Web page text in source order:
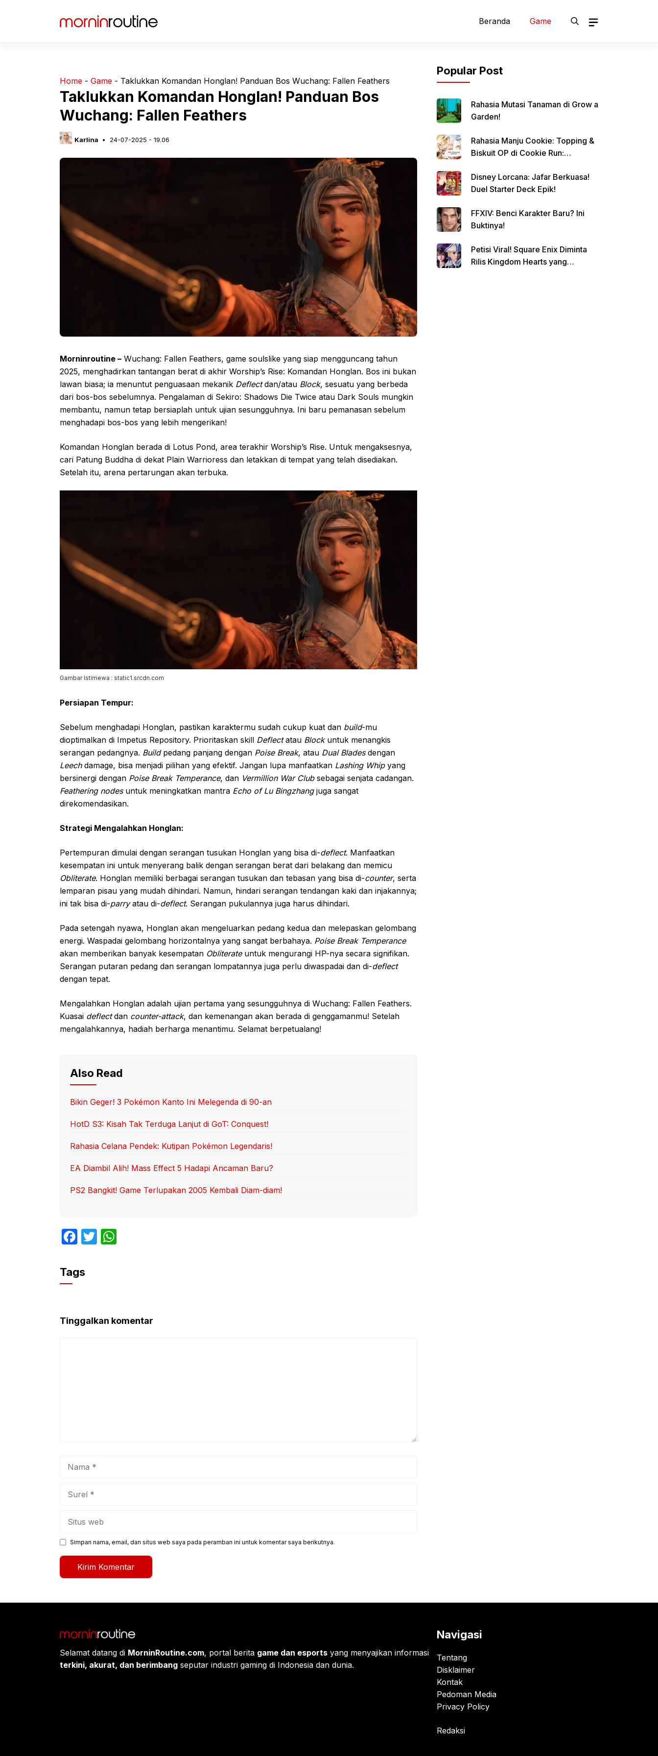
Beranda Game
Home - Game - Taklukkan Komandan Honglan! Panduan Bos Wuchang: Fallen Feathers
Taklukkan Komandan Honglan! Panduan Bos
Wuchang: Fallen Feathers
Karlina 24-07-2025 - 19.06
Morninroutine – Wuchang: Fallen Feathers, game soulslike yang siap mengguncang tahun
2025, menghadirkan tantangan berat di akhir Worship’s Rise: Komandan Honglan. Bos ini bukan
lawan biasa; ia menuntut penguasaan mekanik Deflectdan/atau Block, sesuatu yang berbeda
dari bos-bos sebelumnya. Pengalaman di Sekiro: Shadows Die Twice atau Dark Souls mungkin
membantu, namun tetap bersiaplah untuk ujian sesungguhnya. Ini baru pemanasan sebelum
menghadapi bos-bos yang lebih mengerikan!
Komandan Honglan berada di Lotus Pond, area terakhir Worship’s Rise. Untuk mengaksesnya,
cari Patung Buddha di dekat Plain Warrioress dan letakkan di tempat yang telah disediakan.
Setelah itu, arena pertarungan akan terbuka.
Gambar Istimewa : static1.srcdn.com
Persiapan Tempur:
Sebelum menghadapi Honglan, pastikan karaktermu sudah cukup kuat dan build-mu
dioptimalkan di Impetus Repository. Prioritaskan skill Deflectatau Blockuntuk menangkis
serangan pedangnya. Buildpedang panjang dengan Poise Break, atau Dual Bladesdengan
Leechdamage, bisa menjadi pilihan yang efektif. Jangan lupa manfaatkan Lashing Whipyang
bersinergi dengan Poise Break Temperance, dan Vermillion War Clubsebagai senjata cadangan.
Feathering nodesuntuk meningkatkan mantra Echo of Lu Bingzhangjuga sangat
direkomendasikan.
Strategi Mengalahkan Honglan:
Pertempuran dimulai dengan serangan tusukan Honglan yang bisa di-deflect. Manfaatkan
kesempatan ini untuk menyerang balik dengan serangan berat dari belakang dan memicu
Obliterate. Honglan memiliki berbagai serangan tusukan dan tebasan yang bisa di-counter, serta
lemparan pisau yang mudah dihindari. Namun, hindari serangan tendangan kaki dan injakannya;
ini tak bisa di-parryatau di-deflect. Serangan pukulannya juga harus dihindari.
Pada setengah nyawa, Honglan akan mengeluarkan pedang kedua dan melepaskan gelombang
energi. Waspadai gelombang horizontalnya yang sangat berbahaya. Poise Break Temperance
akan memberikan banyak kesempatan Obliterateuntuk mengurangi HP-nya secara signifikan.
Serangan putaran pedang dan serangan lompatannya juga perlu diwaspadai dan di-deflect
dengan tepat.
Mengalahkan Honglan adalah ujian pertama yang sesungguhnya di Wuchang: Fallen Feathers.
Kuasai deflectdan counter-attack, dan kemenangan akan berada di genggamanmu! Setelah
mengalahkannya, hadiah berharga menantimu. Selamat berpetualang!
Also Read
Bikin Geger! 3 Pokémon Kanto Ini Melegenda di 90-an
HotD S3: Kisah Tak Terduga Lanjut di GoT: Conquest!
Rahasia Celana Pendek: Kutipan Pokémon Legendaris!
EA Diambil Alih! Mass Effect 5 Hadapi Ancaman Baru?
PS2 Bangkit! Game Terlupakan 2005 Kembali Diam-diam!
F
c
e
o
o
T
p
p
Tags
Tinggalkan komentar
Simpan nama, email, dan situs web saya pada peramban ini untuk komentar saya berikutnya.
Popular Post
Rahasia Mutasi Tanaman di Grow a
Garden!
Rahasia Manju Cookie: Topping &
Biskuit OP di Cookie Run:
Disney Lorcana: Jafar Berkuasa!
Duel Starter Deck Epik!
FFXIV: Benci Karakter Baru? Ini
Buktinya!
Petisi Viral! Square Enix Diminta
Rilis Kingdom Hearts yang
Selamat datang di MorninRoutine.com, portal berita game dan esports yang menyajikan informasi
terkini, akurat, dan berimbang seputar industri gaming di Indonesia dan dunia.
Navigasi
Tentang
Disklaimer
Kontak
Pedoman Media
Privacy Policy
Redaksi